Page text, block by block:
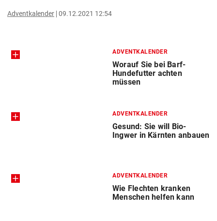
Adventkalender 09.12.2021 12:54
ADVENTKALENDER
Worauf Sie bei Barf-
Hundefutter achten
müssen
ADVENTKALENDER
Gesund: Sie will Bio-
Ingwer in Kärnten anbauen
ADVENTKALENDER
Wie Flechten kranken
Menschen helfen kann